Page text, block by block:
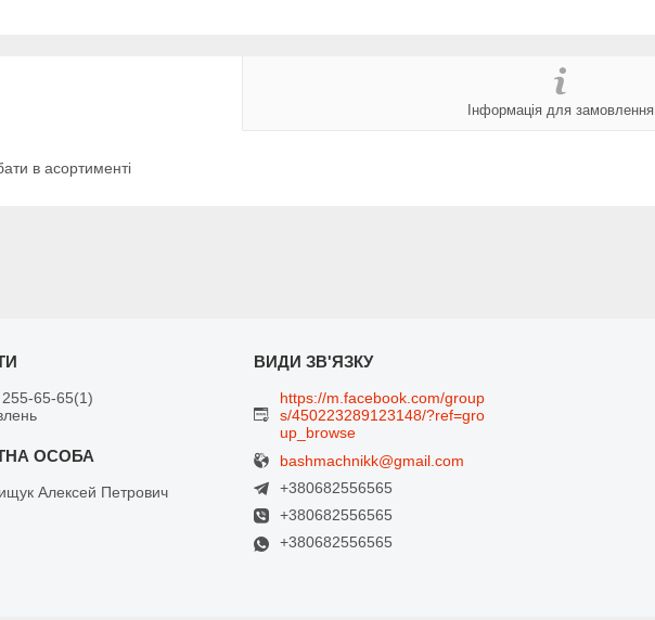
Інформація для замовлення
в асортименті
65-65 1
Алексей Петрович
https://m.facebook.com/group
s/450223289123148/?ref=gro
up_browse
bashmachnikk@gmail.com
+380682556565
+380682556565
+380682556565